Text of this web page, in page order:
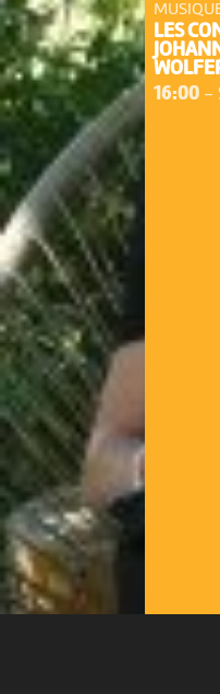
LES
16:00-